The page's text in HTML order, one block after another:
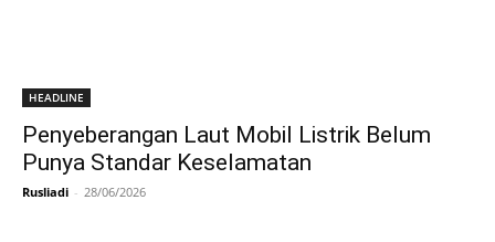
HEADLINE
Penyeberangan Laut Mobil Listrik Belum
Punya Standar Keselamatan
Rusliadi - 28/06/2026